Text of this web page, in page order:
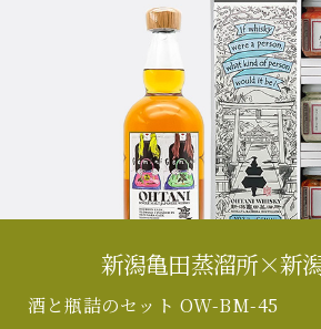
新潟亀田蒸溜所×新
酒と瓶詰のセット OW-BM-45